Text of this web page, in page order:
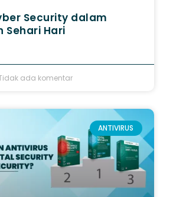
Security dalam
Sehari Hari
ada komentar
ANTIVIRUS